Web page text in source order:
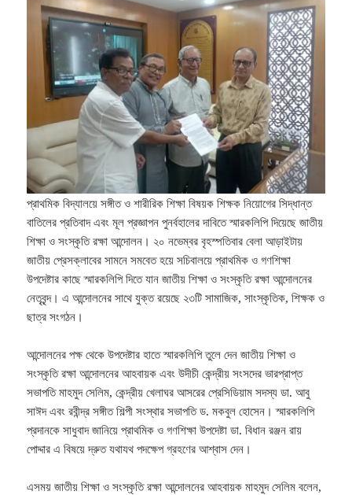
প্রাথমিক বিদ্যালয়ে সঙ্গীত ও শারীরিক শিক্ষা বিষয়ক শিক্ষক নিয়োগের সিদ্ধান্ত
বাতিলের প্রতিবাদ এবং মূল প্রজ্ঞাপন পুনর্বহালের দাবিতে স্মারকলিপি দিয়েছে জাতীয়
শিক্ষা ও সংস্কৃতি রক্ষা আন্দোলন। ২০ নভেম্বর বৃহস্পতিবার বেলা আড়াইটায়
জাতীয় প্রেসক্লাবের সামনে সমবেত হয়ে সচিবালয়ে প্রাথমিক ও গণশিক্ষা
উপদেষ্টার কাছে স্মারকলিপি দিতে যান জাতীয় শিক্ষা ও সংস্কৃতি রক্ষা আন্দোলনের
নেতৃবৃন্দ। এ আন্দোলনের সাথে যুক্ত রয়েছে ২৩টি সামাজিক, সাংস্কৃতিক, শিক্ষক ও
ছাত্র সংগঠন।
আন্দোলনের পক্ষ থেকে উপদেষ্টার হাতে স্মারকলিপি তুলে দেন জাতীয় শিক্ষা ও
সংস্কৃতি রক্ষা আন্দোলনের আহবায়ক এবং উদীচী কেন্দ্রীয় সংসদের ভারপ্রাপ্ত
সভাপতি মাহমুদ সেলিম, কেন্দ্রীয় খেলাঘর আসরের প্রেসিডিয়াম সদস্য ডা. আবু
সাঈদ এবং রবীন্দ্র সঙ্গীত শিল্পী সংস্থার সভাপতি ড. মকবুল হোসেন। স্মারকলিপি
প্রদানকে সাধুবাদ জানিয়ে প্রাথমিক ও গণশিক্ষা উপদেষ্টা ডা. বিধান রঞ্জন রায়
পোদ্দার এ বিষয়ে দ্রুত যথাযথ পদক্ষেপ গ্রহণের আশ্বাস দেন।
এসময় জাতীয় শিক্ষা ও সংস্কৃতি রক্ষা আন্দোলনের আহবায়ক মাহমুদ সেলিম বলেন,